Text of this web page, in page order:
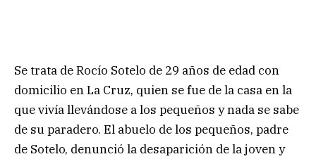
Se trata de Rocío Sotelo de 29 años de edad con
domicilio en La Cruz, quien se fue de la casa en la
que vivía llevándose a los pequeños y nada se sabe
de su paradero. El abuelo de los pequeños, padre
de Sotelo, denunció la desaparición de la joven y